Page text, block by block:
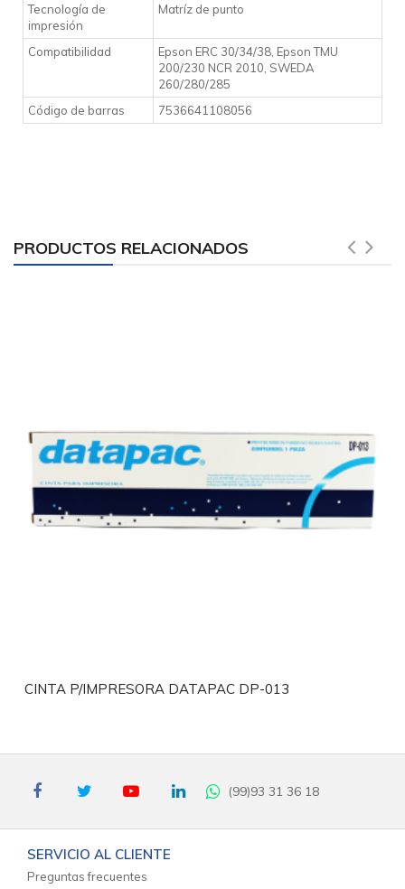
Tecnología de
impresión
Matríz de punto
Compatibilidad
Epson ERC 30/34/38, Epson TMU
200/230 NCR 2010, SWEDA
260/280/285
Código de barras
7536641108056
PRODUCTOS RELACIONADOS
CINTA P/IMPRESORA DATAPAC DP-013
(99)93 31 36 18
SERVICIO AL CLIENTE
Preguntas frecuentes